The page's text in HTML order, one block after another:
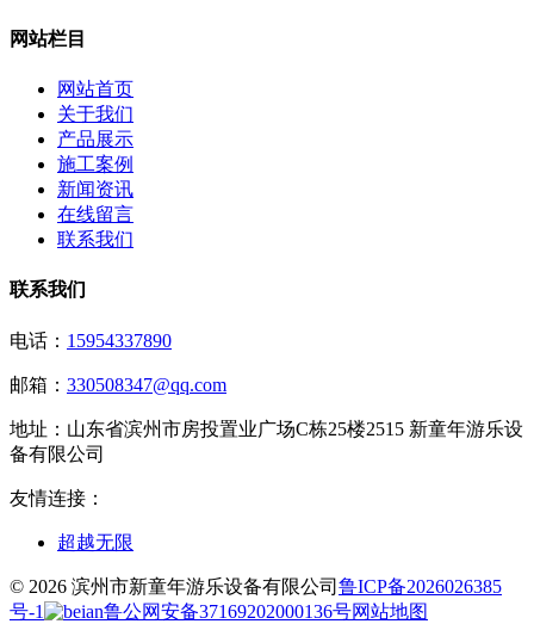
网站栏目
网站首页
关于我们
产品展示
施工案例
新闻资讯
在线留言
联系我们
联系我们
电话： 15954337890
邮箱： 330508347@qq.com
地址： 山东省滨州市房投置业广场C栋25楼2515 新童年游乐设
备有限公司
友情连接：
超越无限
© 2026 滨州市新童年游乐设备有限公司 鲁ICP备2026026385
号-1
鲁公网安备37169202000136号网站地图